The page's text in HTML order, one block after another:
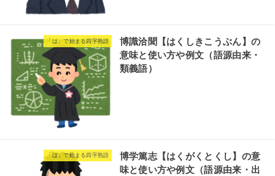
「は」で始まる四字熟語
博識洽聞【はくしきこうぶん】の
意味と使い方や例文（語源由来・
類義語）
「は」で始まる四字熟語
博学篤志【はくがくとくし】の意
味と使い方や例文（語源由来・出